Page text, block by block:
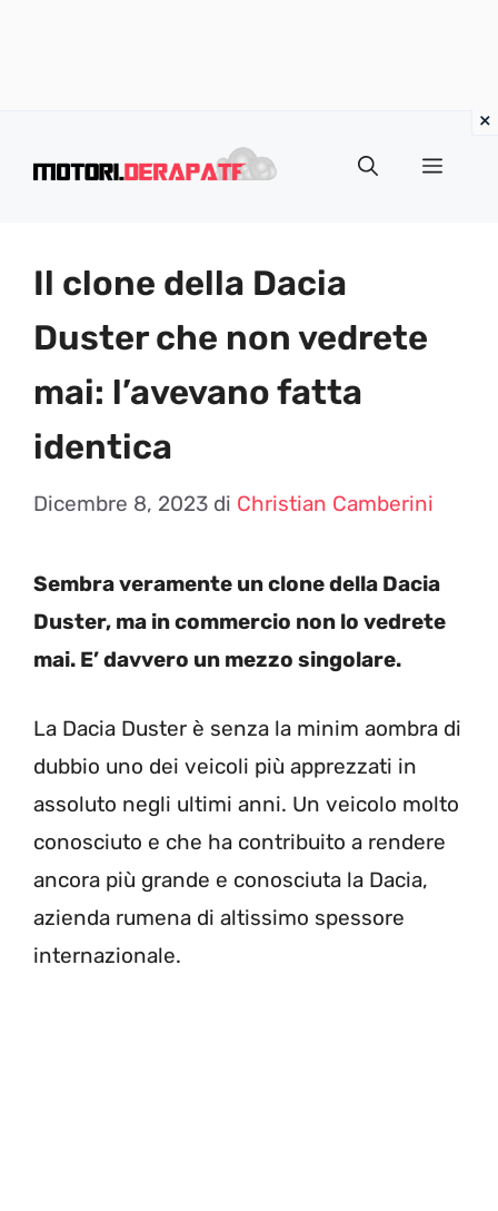
Menu
Il clone della Dacia
Duster che non vedrete
mai: l’avevano fatta
identica
Dicembre 8, 2023 di Christian Camberini
Sembra veramente un clone della Dacia
Duster, ma in commercio non lo vedrete
mai. E’ davvero un mezzo singolare.
La Dacia Duster è senza la minim aombra di
dubbio uno dei veicoli più apprezzati in
assoluto negli ultimi anni. Un veicolo molto
conosciuto e che ha contribuito a rendere
ancora più grande e conosciuta la Dacia,
azienda rumena di altissimo spessore
internazionale.